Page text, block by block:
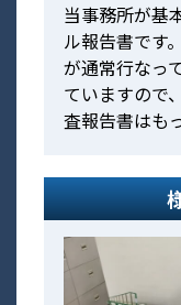
当事務所が基
ル報告書です
が通常行なっ
ていますので
査報告書はも